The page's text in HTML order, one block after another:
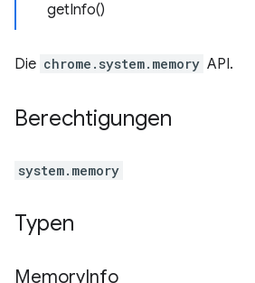
getInfo()
Die chrome.system.memory API.
Berechtigungen
system.memory
Typen
MemoryInfo